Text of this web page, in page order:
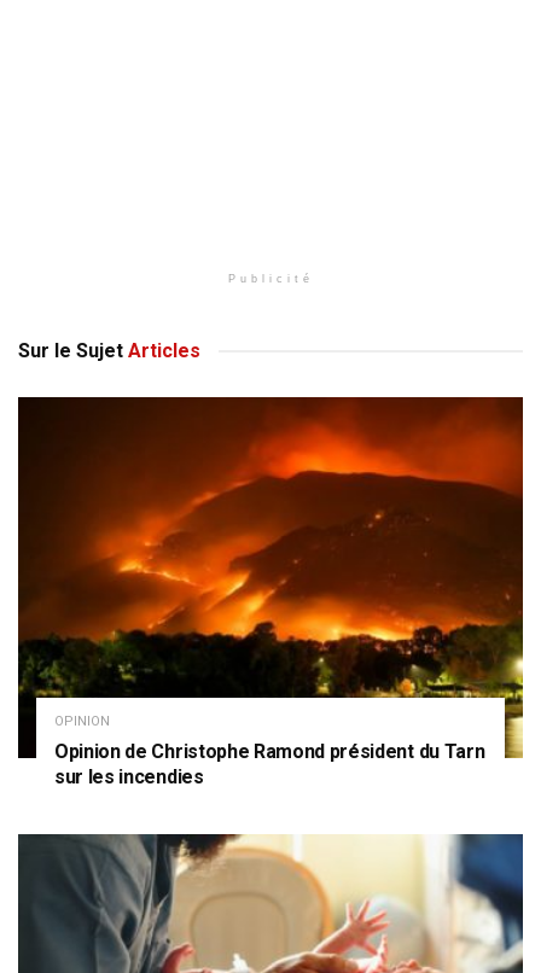
Publicité
Sur le Sujet Articles
OPINION
Opinion de Christophe Ramond président du Tarn
sur les incendies